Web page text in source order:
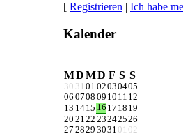
[ Registrieren | Ich habe
Kalender
MDMD F S S
30 31 01 02030405
06 0708 09 10 11 12
13 1415 16 17 18 19
20 2122 23242526
27 2829 3031 01 02